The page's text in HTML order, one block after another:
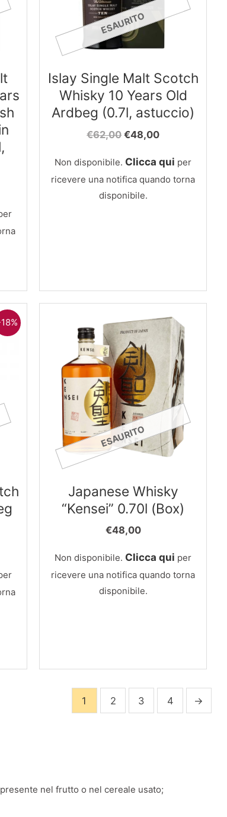
ESAURITO
Islay Single Malt Scotch
Whisky 10 Years Old
Ardbeg (0.7l, astuccio)
€62,00 Il
originale
€62,00.
€48,00Il
attuale
è:
€48,00.
Non disponibile. Clicca qui per
ricevere una notifica quando torna
disponibile.
ESAURITO
Japanese Whisky
“Kensei” 0.70l (Box)
€48,00
Non disponibile. Clicca qui per
ricevere una notifica quando torna
disponibile.
1 2 3 4 →
nel frutto o nel cereale usato;